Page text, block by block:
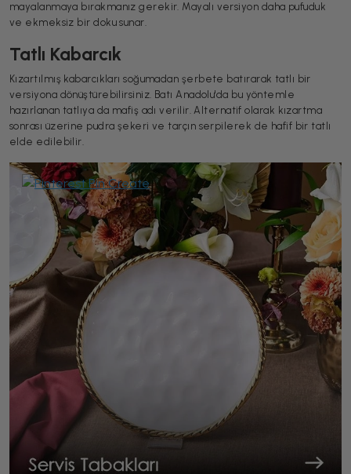
mayalanmaya bırakmanız gerekir. Mayalı versiyon daha pufuduk
ve ekmeksiz bir doku sunar.
Tatlı Kabarcık
Kızartılmış kabarcıkları soğumadan şerbete batırarak tatlı bir
versiyona dönüştürebilirsiniz. Batı Anadolu'da bu yöntemle
hazırlanan tatlıya da mafiş adı verilir. Alternatif olarak kızartma
sonrası üzerine pudra şekeri ve tarçın serpilerek de hafif bir tatlı
elde edilebilir.